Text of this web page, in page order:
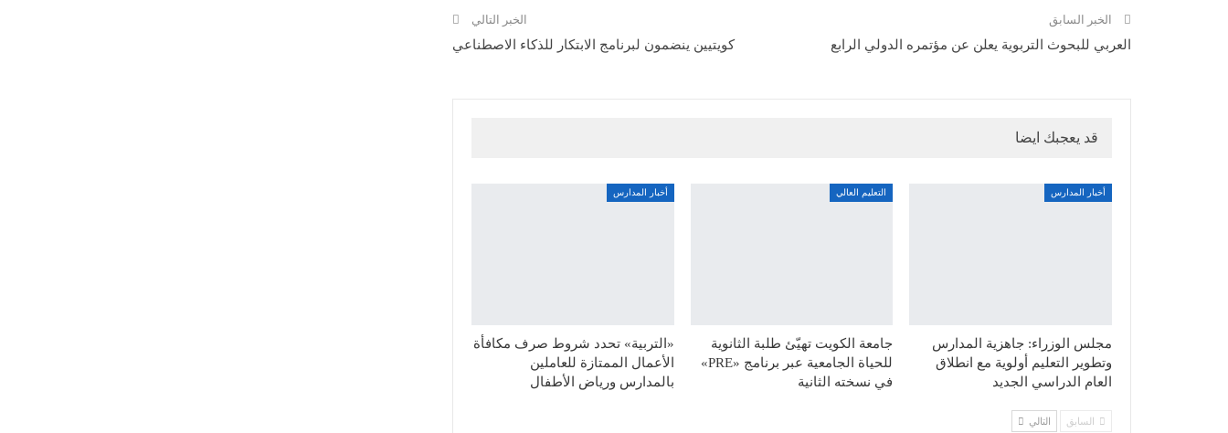
الخبر السابق
العربي للبحوث التربوية يعلن عن مؤتمره الدولي الرابع
الخبر التالي
كويتيين ينضمون لبرنامج الابتكار للذكاء الاصطناعي
قد يعجبك ايضا
أخبار المدارس
مجلس الوزراء: جاهزية المدارس
وتطوير التعليم أولوية مع انطلاق
العام الدراسي الجديد
التعليم العالي
جامعة الكويت تهيّئ طلبة الثانوية
للحياة الجامعية عبر برنامج «PRE»
في نسخته الثانية
أخبار المدارس
«التربية» تحدد شروط صرف مكافأة
الأعمال الممتازة للعاملين
بالمدارس ورياض الأطفال
السابق التالي